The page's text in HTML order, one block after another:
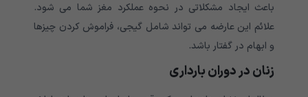
باعث ایجاد مشکلاتی در نحوه عملکرد مغز شما می شود.
علائم این عارضه می تواند شامل گیجی، فراموش کردن چیزها
و ابهام در گفتار باشد.
زنان در دوران بارداری